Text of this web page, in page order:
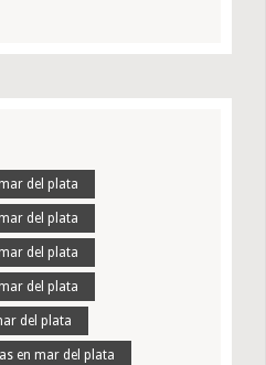
del plata
del plata
del plata
del plata
del plata
en mar del plata